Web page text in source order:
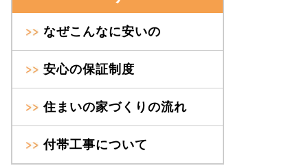
なぜこんなに安いの
安心の保証制度
住まいの家づくりの流れ
付帯工事について